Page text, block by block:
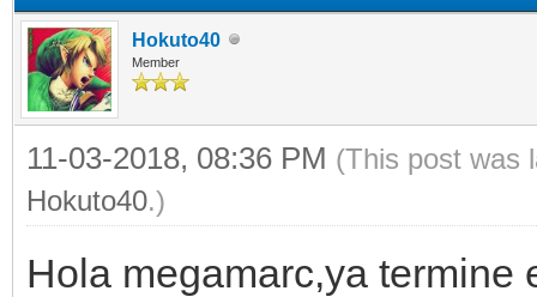
Hokuto40
Member
11-03-2018, 08:36 PM (This post was
Hokuto40.)
Hola megamarc,ya termine